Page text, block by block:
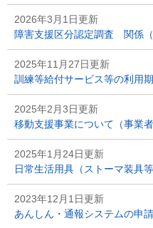
2026年3月1日更新
障害支援区分認定調査 関係（
2025年11月27日更新
訓練等給付サービス等の利用
2025年2月3日更新
移動支援事業について（事業者
2025年1月24日更新
日常生活用具（ストーマ装具
2023年12月1日更新
あんしん・通報システムの申